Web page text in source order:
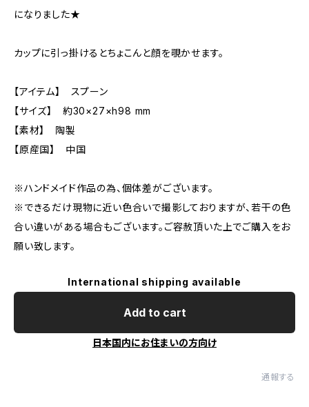
になりました★
カップに引っ掛けるとちょこんと顔を覗かせます。
【アイテム】 スプーン
【サイズ】 約30×27×h98 mm
【素材】 陶製
【原産国】 中国
※ハンドメイド作品の為、個体差がございます。
※できるだけ現物に近い色合いで撮影しておりますが、若干の色
合い違いがある場合もございます。ご容赦頂いた上でご購入をお
願い致します。
International shipping available
Add to cart
日本国内にお住まいの方向け
通報する